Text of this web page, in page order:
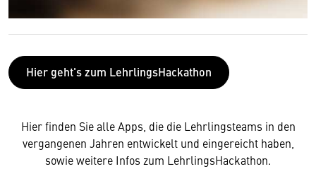
Hier geht's zum LehrlingsHackathon
Hier finden Sie alle Apps, die die Lehrlingsteams in den
vergangenen Jahren entwickelt und eingereicht haben,
sowie weitere Infos zum LehrlingsHackathon.